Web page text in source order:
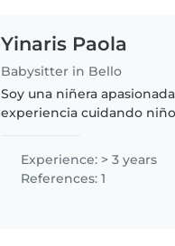
Yinaris Paola
Babysitter in Bello
Soy una niñera
experiencia cuidando
escolares. Tengo una
Experience: > 3 years
References: 1